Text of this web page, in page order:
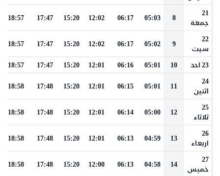
21
جمعة
8
05:03
06:17
12:02
15:20
17:47
18:57
22
سبت
9
05:02
06:17
12:02
15:20
17:47
18:57
23 احد 10
05:01
06:16
12:01
15:20
17:47
18:57
24
اثنين
11
05:01
06:15
12:01
15:20
17:48
18:58
25
ثلاثاء
12
05:00
06:14
12:01
15:20
17:48
18:58
26
اربعاء
13
04:59
06:13
12:01
15:20
17:48
18:58
27
خميس
14
04:58
06:13
12:00
15:20
17:48
18:58